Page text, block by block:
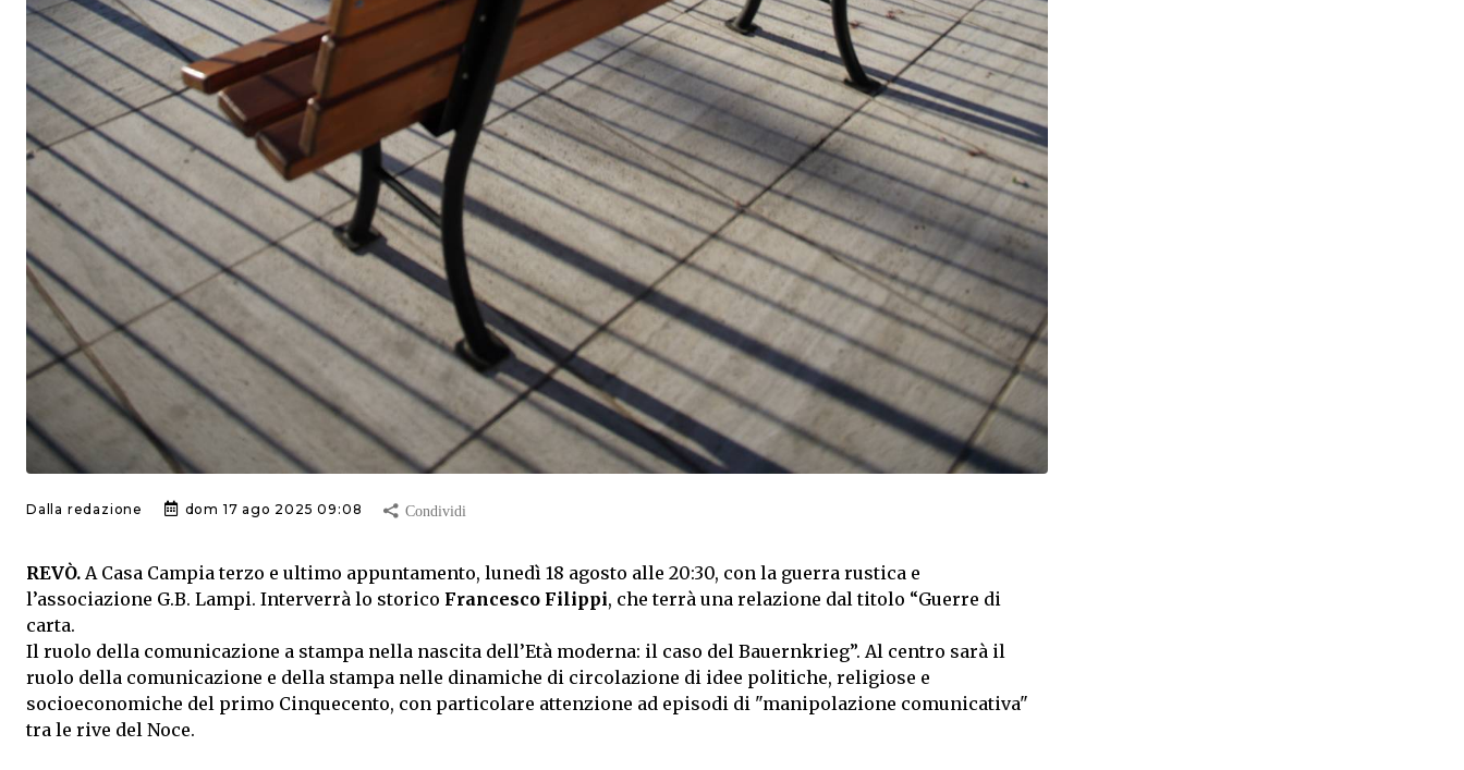
Dalla redazione dom 17 ago 2025 09:08
REVÒ. A Casa Campia terzo e ultimo appuntamento, lunedì 18 agosto alle 20:30, con la guerra rustica e
l’associazione G.B. Lampi. Interverrà lo storico Francesco Filippi, che terrà una relazione dal titolo “Guerre di
carta.
Il ruolo della comunicazione a stampa nella nascita dell’Età moderna: il caso del Bauernkrieg”. Al centro sarà il
ruolo della comunicazione e della stampa nelle dinamiche di circolazione di idee politiche, religiose e
socioeconomiche del primo Cinquecento, con particolare attenzione ad episodi di "manipolazione comunicativa"
tra le rive del Noce.